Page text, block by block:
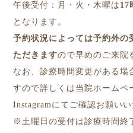
午後受付：月・火・木曜は 17
となります。
予約状況によっては予約外の
ただきますので早めのご来院
なお、診療時間変更がある場
すので詳しくは当院ホームペ
Instagramにてご確認お願いい
※土曜日の受付は診療時間終